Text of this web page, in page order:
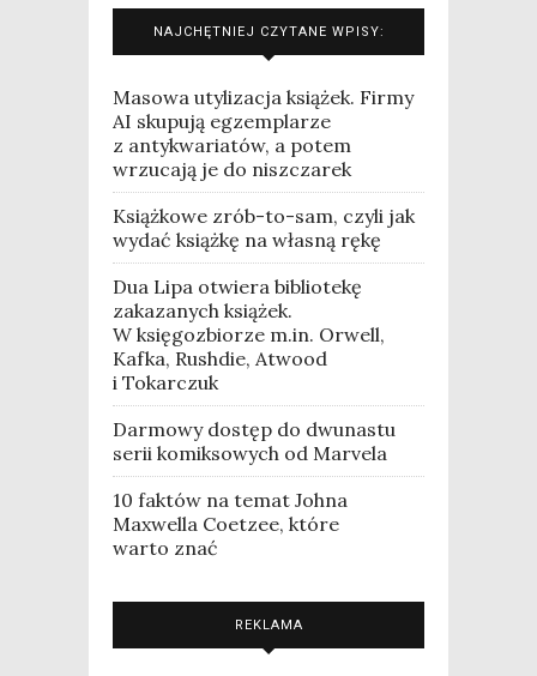
NAJCHĘTNIEJ CZYTANE WPISY:
Masowa utylizacja książek. Firmy
AI skupują egzemplarze
z antykwariatów, a potem
wrzucają je do niszczarek
Książkowe zrób-to-sam, czyli jak
wydać książkę na własną rękę
Dua Lipa otwiera bibliotekę
zakazanych książek.
W księgozbiorze m.in. Orwell,
Kafka, Rushdie, Atwood
i Tokarczuk
Darmowy dostęp do dwunastu
serii komiksowych od Marvela
10 faktów na temat Johna
Maxwella Coetzee, które
warto znać
REKLAMA